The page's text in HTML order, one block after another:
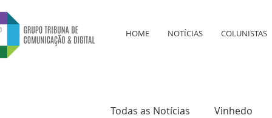
HOME NOTÍCIAS COLUNISTAS
Todas as Notícias Vinhedo